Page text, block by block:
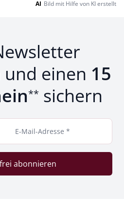
AI Bild mit Hilfe von KI erstellt
einen 15
** sichern
E-Mail-Adresse *
abonnieren